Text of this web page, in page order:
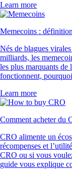
Learn more
Memecoins :
Nés de blagues
milliards, les
les plus marquants
fonctionnent,
Learn more
Comment acheter du
CRO alimente un
récompenses et
CRO ou si vous
guide vous explique